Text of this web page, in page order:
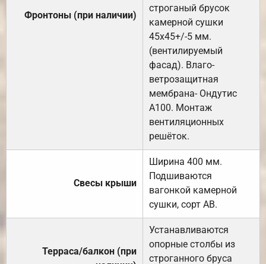
Фронтоны (при наличии)
строганый брусок
камерной сушки
45х45+/-5 мм.
(вентилируемый
фасад). Влаго-
ветрозащитная
мембрана- Ондутис
А100. Монтаж
вентиляционных
решёток.
Свесы крыши
Ширина 400 мм.
Подшиваются
вагонкой камерной
сушки, сорт АВ.
Терраса/балкон (при
Устанавливаются
опорные столбы из
строганного бруса